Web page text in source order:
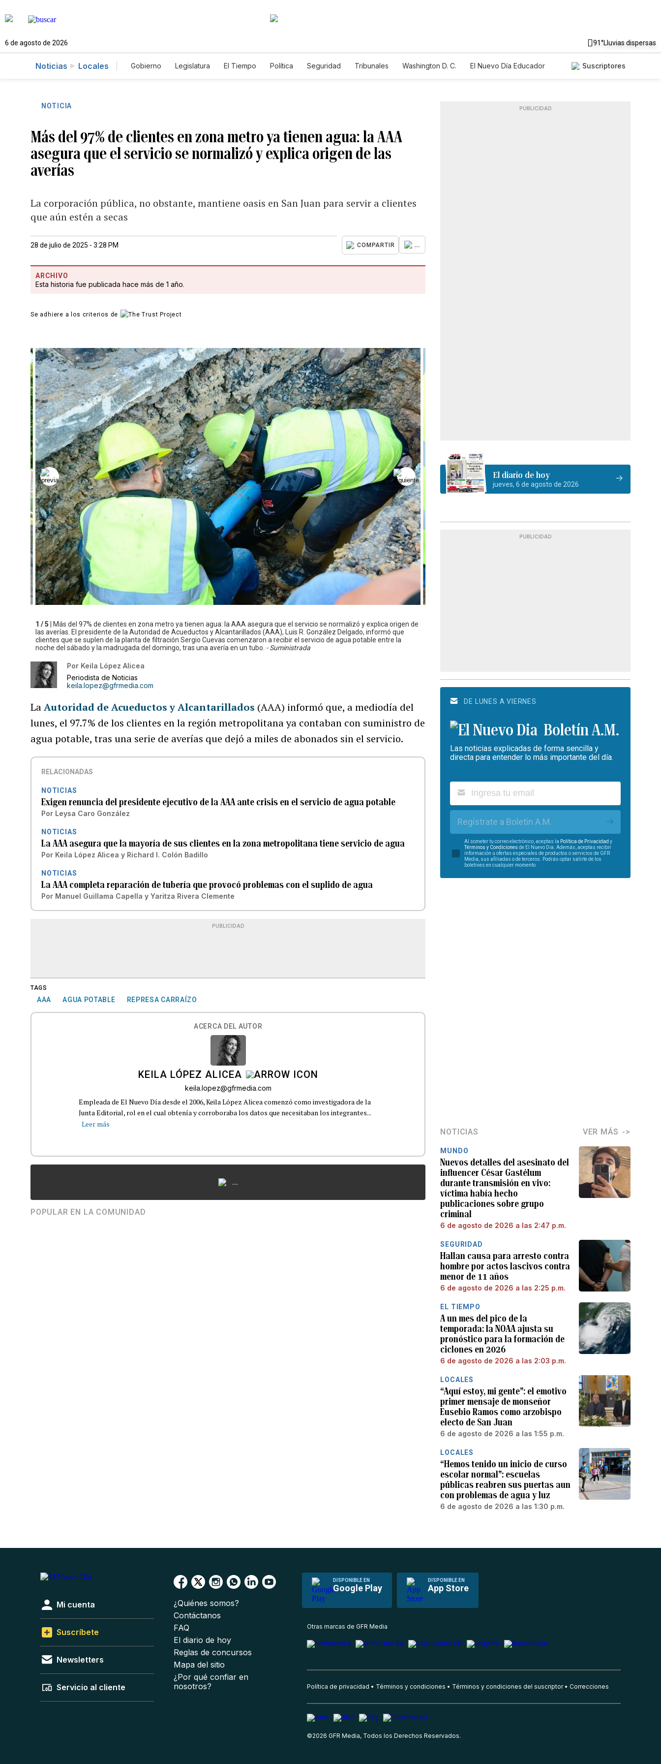
6 de agosto de 2026 91°Lluvias dispersas
Noticias Locales Gobierno Legislatura El Tiempo Política Seguridad Tribunales Washington D. C.
El Nuevo Día Educador
Suscriptores
NOTICIA
Más del 97% de clientes en zona metro ya tienen agua: la AAA
asegura que el servicio se normalizó y explica origen de las
averías
La corporación pública, no obstante, mantiene oasis en San Juan para servir a clientes
que aún estén a secas
28 de julio de 2025 - 3:28 PM COMPARTIR ...
ARCHIVO
Esta historia fue publicada hace más de 1 año.
Se adhiere a los criterios de
1 / 5 |
Más del 97% de clientes en zona metro ya tienen agua: la AAA asegura que el servicio se normalizó y explica origen de
las averías. El presidente de la Autoridad de Acueductos y Alcantarillados (AAA), Luis R. González Delgado, informó que
clientes que se suplen de la planta de filtración Sergio Cuevas comenzaron a recibir el servicio de agua potable entre la
noche del sábado y la madrugada del domingo, tras una avería en un tubo. - Suministrada
Por Keila López Alicea
Periodista de Noticias
keila.lopez@gfrmedia.com
LaAutoridad de Acueductos y Alcantarillados (AAA) informó que, a mediodía del
lunes, el 97.7% de los clientes en la región metropolitana ya contaban con suministro de
agua potable, tras una serie de averías que dejó a miles de abonados sin el servicio.
RELACIONADAS
NOTICIAS
Exigen renuncia del presidente ejecutivo de la AAA ante crisis en el servicio de agua potable
Por Leysa Caro González
NOTICIAS
La AAA asegura que la mayoría de sus clientes en la zona metropolitana tiene servicio de agua
Por Keila López Alicea y Richard I. Colón Badillo
NOTICIAS
La AAA completa reparación de tubería que provocó problemas con el suplido de agua
Por Manuel Guillama Capella yYaritza Rivera Clemente
PUBLICIDAD
TAGS
AAA AGUA POTABLE REPRESA CARRAÍZO
ACERCA DEL AUTOR
KEILA LÓPEZ ALICEA
keila.lopez@gfrmedia.com
Empleada de El Nuevo Día desde el 2006, Keila López Alicea comenzó como investigadora de la
Junta Editorial, rol en el cual obtenía y corroboraba los datos que necesitaban los integrantes...
Leer más
...
POPULAR EN LA COMUNIDAD
PUBLICIDAD
El diario de hoy
jueves, 6 de agosto de 2026
PUBLICIDAD
DE LUNES A VIERNES
Boletín A.M.
Las noticias explicadas de forma sencilla y
directa para entender lo más importante del día.
Regístrate a Boletín A.M.
Al someter tu correo electrónico, aceptas la Política de Privacidad y
Términos y Condiciones de El Nuevo Día. Además, aceptas recibir
información u ofertas especiales de productos o servicios de GFR
Media, sus afiliadas o de terceros. Podrás optar salirte de los
boletines en cualquier momento.
NOTICIAS VER MÁS
MUNDO
Nuevos detalles del asesinato del
influencer César Gastélum
durante transmisión en vivo:
víctima había hecho
publicaciones sobre grupo
criminal
6 de agosto de 2026 a las 2:47 p.m.
SEGURIDAD
Hallan causa para arresto contra
hombre por actos lascivos contra
menor de 11 años
6 de agosto de 2026 a las 2:25 p.m.
EL TIEMPO
A un mes del pico de la
temporada: la NOAA ajusta su
pronóstico para la formación de
ciclones en 2026
6 de agosto de 2026 a las 2:03 p.m.
LOCALES
“Aquí estoy, mi gente”: el emotivo
primer mensaje de monseñor
Eusebio Ramos como arzobispo
electo de San Juan
6 de agosto de 2026 a las 1:55 p.m.
LOCALES
“Hemos tenido un inicio de curso
escolar normal”: escuelas
públicas reabren sus puertas aun
con problemas de agua y luz
6 de agosto de 2026 a las 1:30 p.m.
DISPONIBLE EN
Google Play
DISPONIBLE EN
App Store
Mi cuenta
Suscríbete
Newsletters
Servicio al cliente
¿Quiénes somos?
Contáctanos
FAQ
El diario de hoy
Reglas de concursos
Mapa del sitio
¿Por qué confiar en
nosotros?
Otras marcas de GFR Media
Política de privacidad Términos y condiciones Términos y condiciones del suscriptor Correcciones
©2026 GFR Media, Todos los Derechos Reservados.